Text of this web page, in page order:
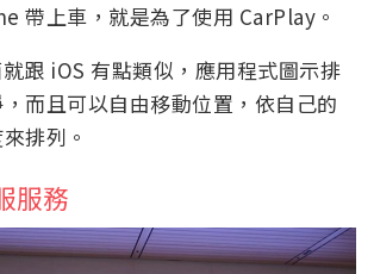
帶上車，就是為了使用 CarPlay。
跟 iOS 有點類似，應用程式圖示排
而且可以自由移動位置，依自己的
排列。
服務